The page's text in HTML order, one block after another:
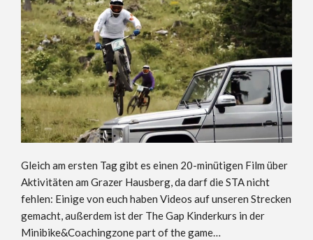
Gleich am ersten Tag gibt es einen 20-minütigen Film über
Aktivitäten am Grazer Hausberg, da darf die STA nicht
fehlen: Einige von euch haben Videos auf unseren Strecken
gemacht, außerdem ist der The Gap Kinderkurs in der
Minibike&Coachingzone part of the game…